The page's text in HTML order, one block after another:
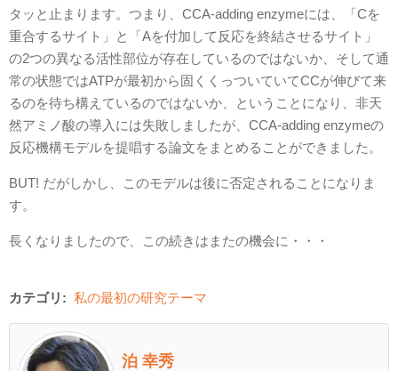
タッと止まります。つまり、CCA-adding enzymeには、「Cを
重合するサイト」と「Aを付加して反応を終結させるサイト」
の2つの異なる活性部位が存在しているのではないか、そして通
常の状態ではATPが最初から固くくっついていてCCが伸びて来
るのを待ち構えているのではないか、ということになり、非天
然アミノ酸の導入には失敗しましたが、CCA-adding enzymeの
反応機構モデルを提唱する論文をまとめることができました。
BUT! だがしかし、このモデルは後に否定されることになりま
す。
長くなりましたので、この続きはまたの機会に・・・
カテゴリ: 私の最初の研究テーマ
泊 幸秀